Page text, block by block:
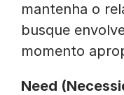
mantenha o
busque
momento
Need